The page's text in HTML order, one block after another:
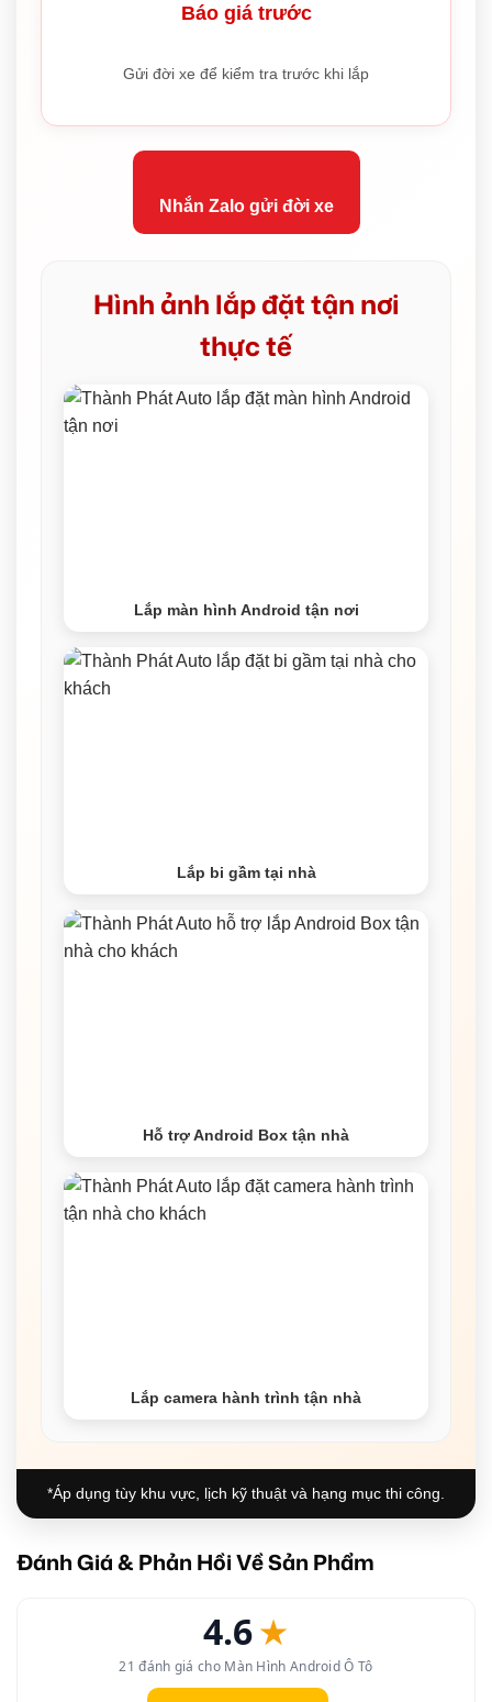
Báo giá trước
Gửi đời xe để kiểm tra trước khi lắp
Nhắn Zalo gửi đời xe
Hình ảnh lắp đặt tận nơi
thực tế
Lắp màn hình Android tận nơi
Lắp bi gầm tại nhà
Hỗ trợ Android Box tận nhà
Lắp camera hành trình tận nhà
*Áp dụng tùy khu vực, lịch kỹ thuật và hạng mục thi công.
Đánh Giá & Phản Hồi Về Sản Phẩm
4.6★
21 đánh giá cho Màn Hình Android Ô Tô